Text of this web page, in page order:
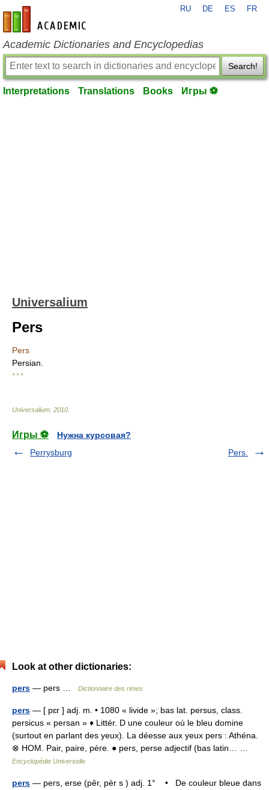
en-academic.com
RU DE ES FR
Academic Dictionaries and Encyclopedias
Search!
Interpretations Translations Books Игры ⚽
Universalium
Pers
Pers
Persian.
* * *
Universalium 2010
Игры ⚽
Нужна курсовая?
Perrysburg
Pers.
Look at other dictionaries:
pers — pers … Dictionnaire des rimes
pers — [ pɛr ] adj. m. • 1080 « livide »; bas lat. persus, class.
persicus « persan » ♦ Littér. D une couleur où le bleu domine
(surtout en parlant des yeux). La déesse aux yeux pers : Athéna.
⊗ HOM. Pair, paire, père. ● pers, perse adjectif (bas latin… …
Encyclopédie Universelle
pers — pers, erse (pêr, pèr s ) adj. 1° • De couleur bleue dans